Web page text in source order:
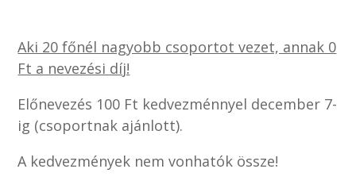
Aki 20 főnél nagyobb csoportot vezet, annak 0
Ft a nevezési díj!
Előnevezés 100 Ft kedvezménnyel december 7-
ig (csoportnak ajánlott).
A kedvezmények nem vonhatók össze!